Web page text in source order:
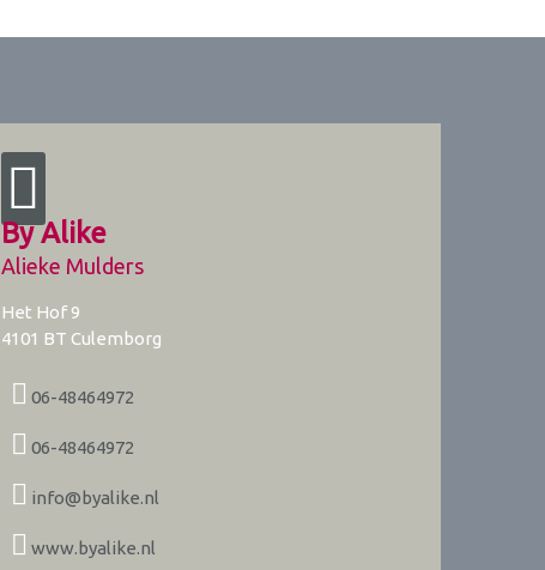
By Alike
Alieke Mulders
Het Hof 9
4101 BT Culemborg
06-48464972
06-48464972
info@byalike.nl
www.byalike.nl